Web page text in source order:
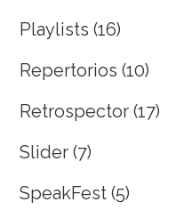
Playlists (16)
Repertorios (10)
Retrospector (17)
Slider (7)
SpeakFest (5)